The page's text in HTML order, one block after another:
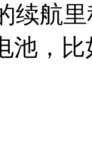
续航
池，